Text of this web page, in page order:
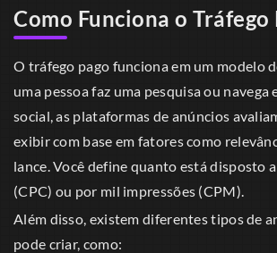
Como Funciona o Tráfego
O tráfego pago funciona em um modelo
uma pessoa faz uma pesquisa ou navega
social, as plataformas de anúncios
exibir com base em fatores como
lance. Você define quanto está disposto
(CPC) ou por mil impressões (CPM).
Além disso, existem diferentes tipos de
pode criar, como: